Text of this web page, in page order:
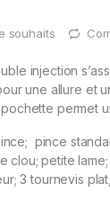
souhaits
injection
une allure et
permet
pince
clou; petite
3 tournevis